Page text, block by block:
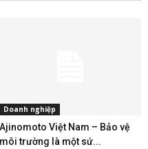
Doanh nghiệp
Ajinomoto Việt Nam – Bảo vệ
môi trường là một sứ...